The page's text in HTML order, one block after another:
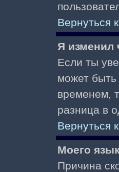
Вернуться
Я изменил
Если ты
может
временем,
разница в
Вернуться
Моего
Причина